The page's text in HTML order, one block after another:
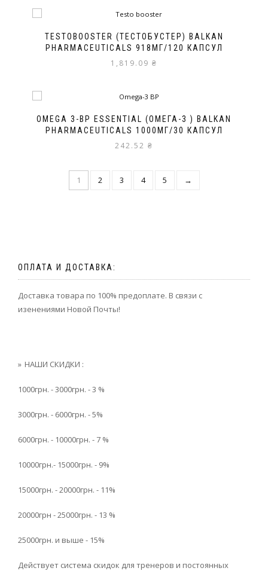
TESTOBOOSTER (ТЕСТОБУСТЕР) BALKAN
PHARMACEUTICALS 918МГ/120 КАПСУЛ
1,819.09 ₴
OMEGA 3-BP ESSENTIAL (ОМЕГА-3 ) BALKAN
PHARMACEUTICALS 1000МГ/30 КАПСУЛ
242.52 ₴
1 2 3 4 5 →
ОПЛАТА И ДОСТАВКА:
Доставка товара по 100% предоплате. В связи с
изенениями Новой Почты!
НАШИ СКИДКИ :
1000грн. - 3000грн. - 3 %
3000грн. - 6000грн. - 5%
6000грн. - 10000грн. - 7 %
10000грн.- 15000грн. - 9%
15000грн. - 20000грн. - 11%
20000грн - 25000грн. - 13 %
25000грн. и выше - 15%
Действует система скидок для тренеров и постоянных